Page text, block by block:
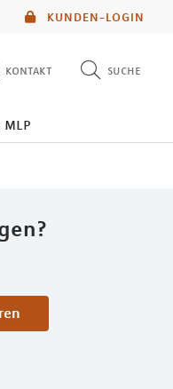
KUNDEN-LOGIN
kontakt suche
durchsuchen
mlp